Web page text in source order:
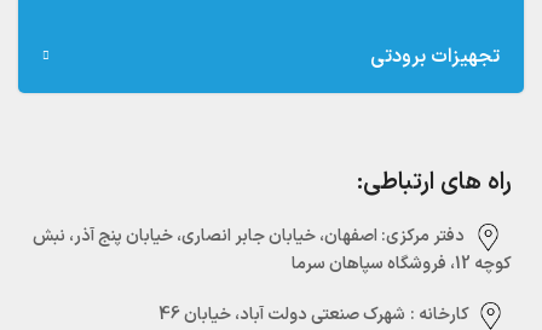
تجهیزات برودتی
راه های ارتباطی:
دفتر مرکزی:‌ اصفهان، خیابان جابر انصاری، خیابان پنج آذر، نبش
کوچه 12، فروشگاه سپاهان سرما
کارخانه : شهرک صنعتی دولت آباد، خیابان 46